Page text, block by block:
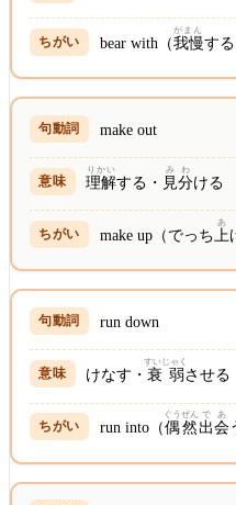
bear with（我慢
がまん
す
make out
理解
りかい
する・ 見分
みわ
ける
make up（でっち上
あ
run down
けなす・衰弱
すいじゃく
させる
run into（偶然
ぐうぜん
出会
であ